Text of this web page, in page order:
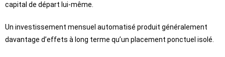
capital de départ lui-même.
Un investissement mensuel automatisé produit généralement
davantage d’effets à long terme qu’un placement ponctuel isolé.